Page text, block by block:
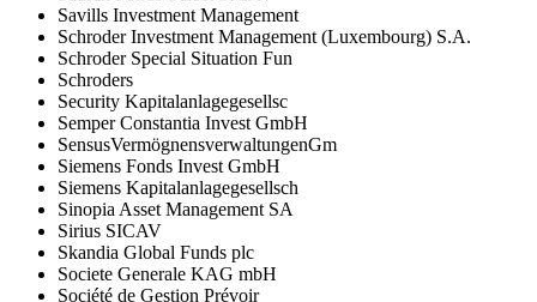
Savills Investment Management
Schroder Investment Management (Luxembourg) S.A.
Schroder Special Situation Fun
Schroders
Security Kapitalanlagegesellsc
Semper Constantia Invest GmbH
SensusVermögnensverwaltungenGm
Siemens Fonds Invest GmbH
Siemens Kapitalanlagegesellsch
Sinopia Asset Management SA
Sirius SICAV
Skandia Global Funds plc
Societe Generale KAG mbH
Société de Gestion Prévoir